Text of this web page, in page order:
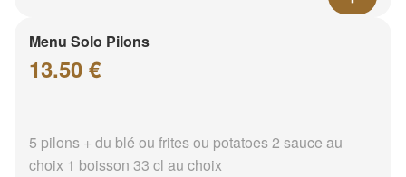
Menu Solo Pilons
13.50 €
5 pilons + du blé ou frites ou potatoes 2 sauce au
choix 1 boisson 33 cl au choix